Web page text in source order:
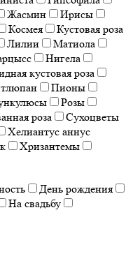
Жасмин
Ирисы
Космея
Кустовая роза
Лилии
Матиола
Нигела
кустовая роза
Пионы
Розы
роза
Сухоцветы
Хелиантус аннус
Хризантемы
День рождения
На свадьбу